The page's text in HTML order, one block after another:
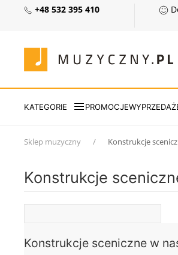
+48 532 395 410
KATEGORIE PROMOCJE
Sklep muzyczny Konstrukcje
Konstrukcje
Konstrukcje sceniczne w